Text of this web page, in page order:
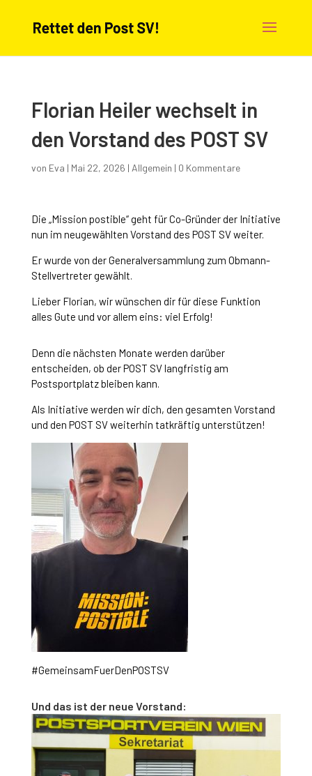
Florian Heiler wechselt in
den Vorstand des POST SV
von Eva | Mai 22, 2026 | Allgemein | 0 Kommentare
Die „Mission postible“ geht für Co-Gründer der Initiative
nun im neugewählten Vorstand des POST SV weiter.
Er wurde von der Generalversammlung zum Obmann-
Stellvertreter gewählt.
Lieber Florian, wir wünschen dir für diese Funktion
alles Gute und vor allem eins: viel Erfolg!
Denn die nächsten Monate werden darüber
entscheiden, ob der POST SV langfristig am
Postsportplatz bleiben kann.
Als Initiative werden wir dich, den gesamten Vorstand
und den POST SV weiterhin tatkräftig unterstützen!
#GemeinsamFuerDenPOSTSV
Und das ist der neue Vorstand: